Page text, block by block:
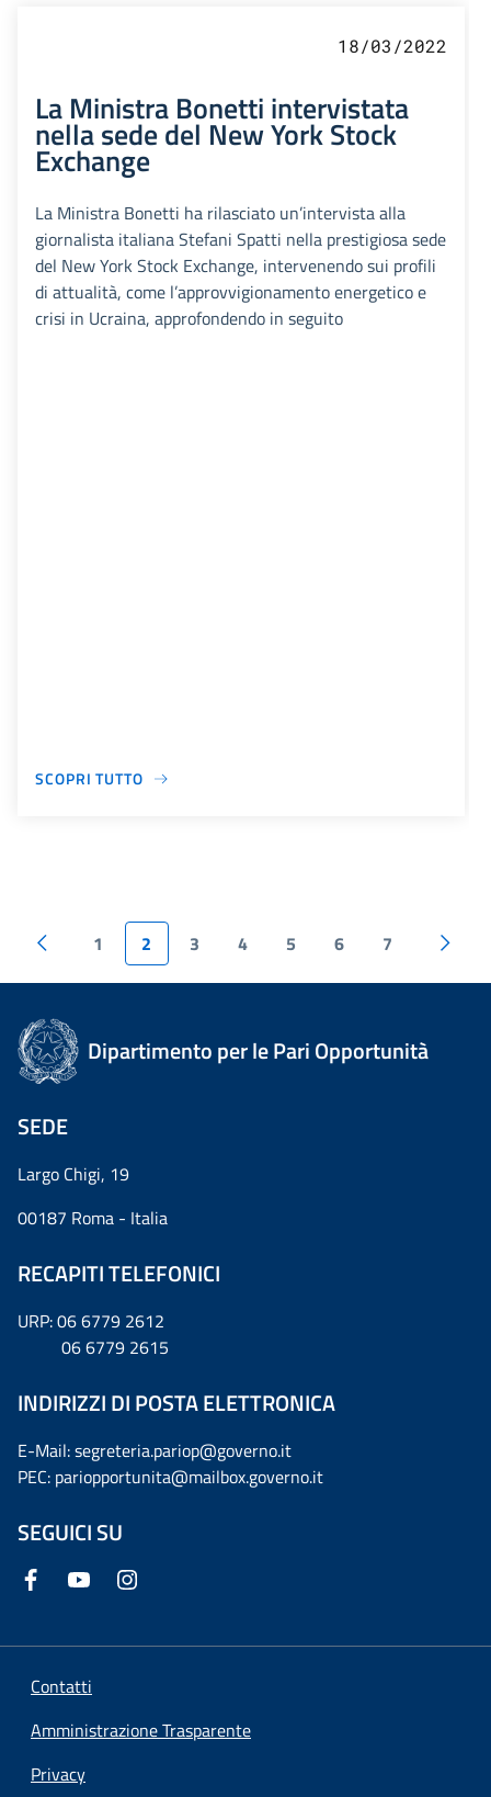
18/03/2022
La Ministra Bonetti intervistata
nella sede del New York Stock
Exchange
La Ministra Bonetti ha rilasciato un’intervista alla
giornalista italiana Stefani Spatti nella prestigiosa sede
del New York Stock Exchange, intervenendo sui profili
di attualità, come l’approvvigionamento energetico e
crisi in Ucraina, approfondendo in seguito
SCOPRI TUTTO
1 2 3 4 5 6 7
Dipartimento per le Pari Opportunità
SEDE
Largo Chigi, 19
00187 Roma - Italia
RECAPITI TELEFONICI
URP: 06 6779 2612
06 6779 2615
INDIRIZZI DI POSTA ELETTRONICA
E-Mail: segreteria.pariop@governo.it
PEC: pariopportunita@mailbox.governo.it
SEGUICI SU
Contatti
Amministrazione Trasparente
Privacy